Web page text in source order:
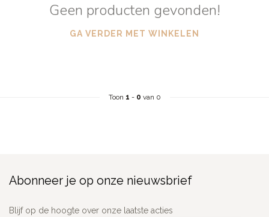
Geen producten gevonden!
GA VERDER MET WINKELEN
Toon 1 - 0 van 0
Abonneer je op onze nieuwsbrief
Blijf op de hoogte over onze laatste acties